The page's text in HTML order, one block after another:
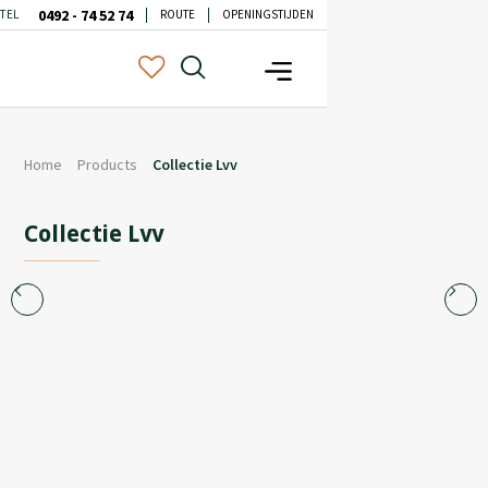
TEL 0492 - 74 52 74 ROUTE OPENINGSTIJDEN
Home Products Collectie Lvv
Collectie Lvv